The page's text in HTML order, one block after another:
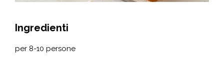
Ingredienti
per 8-10 persone